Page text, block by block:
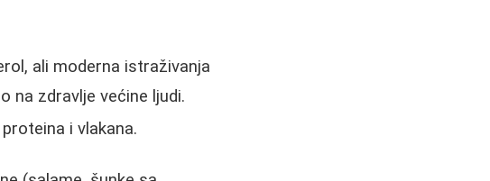
ali moderna istraživanja
na zdravlje većine ljudi.
i vlakana.